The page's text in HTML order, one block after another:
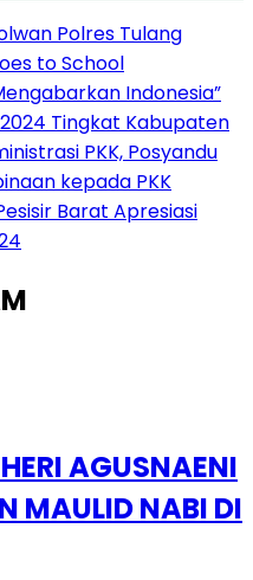
Polres Tulang
to School
Indonesia”
Tingkat Kabupaten
PKK, Posyandu
kepada PKK
Barat Apresiasi
AGUSNAENI
MAULID NABI DI